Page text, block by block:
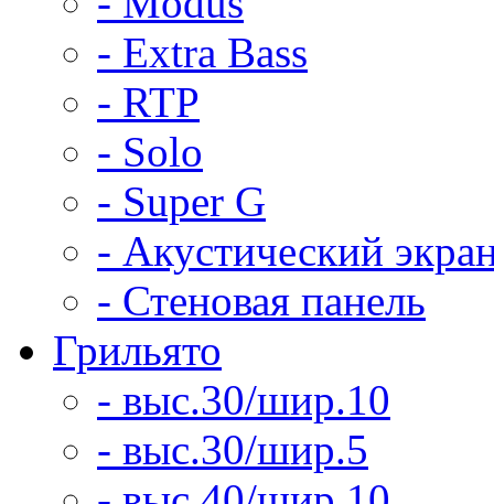
- Extra Bass
- RTP
- Solo
- Super G
- Акустический
- Стеновая панель
Грильято
- выс.30/шир.10
- выс.30/шир.5